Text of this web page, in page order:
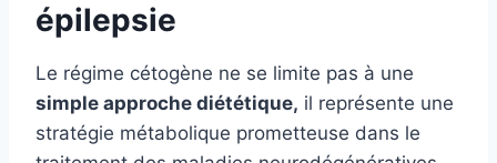
épilepsie
Le régime cétogène ne se limite pas à une
simple approche diététique, il représente une
stratégie métabolique prometteuse dans le